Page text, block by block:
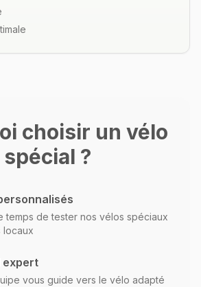
choisir un vélo
spécial ?
temps de tester nos vélos spéciaux
locaux
expert
vous guide vers le vélo adapté